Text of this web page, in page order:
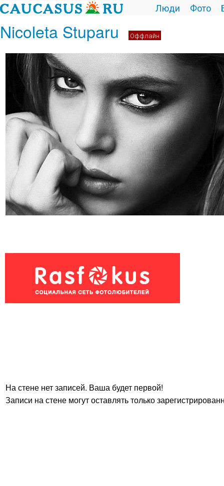
Люди Фото
Nicoleta Stuparu Оффлайн
На стене нет записей. Ваша будет первой!
Записи на стене могут оставлять только